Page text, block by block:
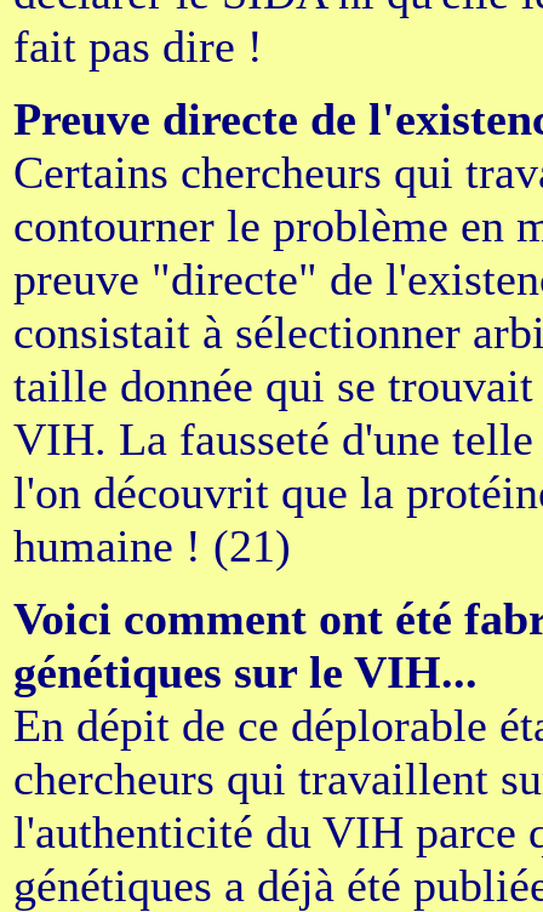
fait pas dire !
Preuve directe de
Certains chercheurs qui
contourner le problème en
preuve "directe" de
consistait à sélectionner
taille donnée qui se
VIH. La fausseté d'une
l'on découvrit que la
humaine ! (21)
Voici comment ont été
génétiques sur le VIH...
En dépit de ce déplorable
chercheurs qui travaillent
l'authenticité du VIH parce
génétiques a déjà été